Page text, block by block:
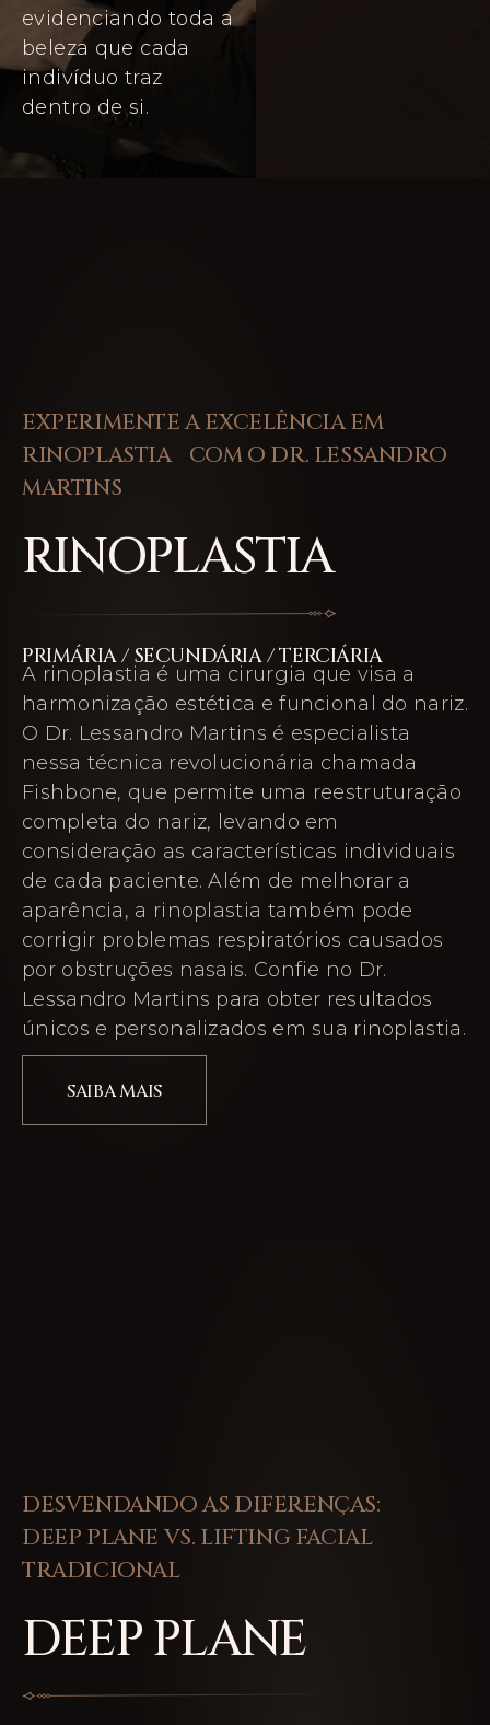
evidenciando toda a
beleza que cada
indivíduo traz
dentro de si.
EXPERIMENTE A EXCELÊNCIA EM
RINOPLASTIA COM O DR. LESSANDRO
MARTINS
RINOPLASTIA
PRIMÁRIA / SECUNDÁRIA / TERCIÁRIA
A rinoplastia é uma cirurgia que visa a
harmonização estética e funcional do nariz.
O Dr. Lessandro Martins é especialista
nessa técnica revolucionária chamada
Fishbone, que permite uma reestruturação
completa do nariz, levando em
consideração as características individuais
de cada paciente. Além de melhorar a
aparência, a rinoplastia também pode
corrigir problemas respiratórios causados
por obstruções nasais. Confie no Dr.
Lessandro Martins para obter resultados
únicos e personalizados em sua rinoplastia.
SAIBA MAIS
DESVENDANDO AS DIFERENÇAS:
DEEP PLANE VS. LIFTING FACIAL
TRADICIONAL
DEEP PLANE